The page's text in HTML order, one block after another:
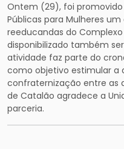
Ontem (29), foi
Públicas para Mulheres
reeducandas do
disponibilizado também
atividade faz parte do
como objetivo estimular a
confraternização entre as
de Catalão agradece a
parceria.